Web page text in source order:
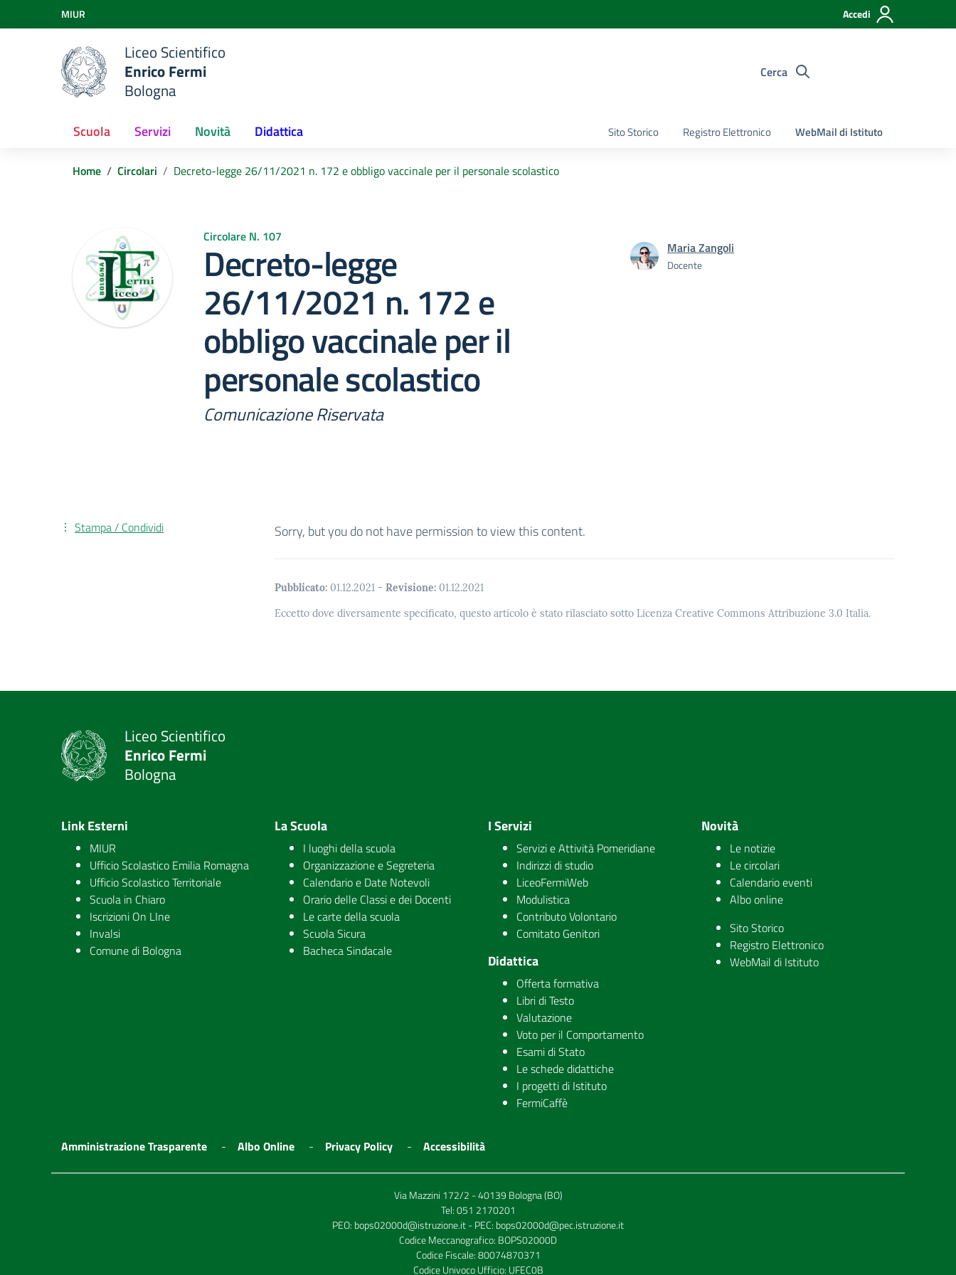
Vai ai contenuti
Vai al menu di navigazione
Vai al footer
MIUR Accedi
Liceo Scientifico
Enrico Fermi
Bologna
Cerca
Sito Storico Registro Elettronico WebMail di Istituto
Scuola Servizi Novità Didattica
Home Circolari Decreto-legge 26/11/2021 n. 172 e obbligo vaccinale per il personale scolastico
Circolare N. 107
Decreto-legge
26/11/2021 n. 172 e
obbligo vaccinale per il
personale scolastico
Comunicazione Riservata
Maria Zangoli
Docente
Sorry, but you do not have permission to view this content.
Pubblicato: 01.12.2021 - Revisione: 01.12.2021
Eccetto dove diversamente specificato, questo articolo è stato rilasciato sotto Licenza Creative Commons Attribuzione 3.0 Italia.
Stampa / Condividi
Liceo Scientifico
Enrico Fermi
Bologna
Link Esterni
MIUR
Ufficio Scolastico Emilia Romagna
Ufficio Scolastico Territoriale
Scuola in Chiaro
Iscrizioni On LIne
Invalsi
Comune di Bologna
La Scuola
I luoghi della scuola
Organizzazione e Segreteria
Calendario e Date Notevoli
Orario delle Classi e dei Docenti
Le carte della scuola
Scuola Sicura
Bacheca Sindacale
I Servizi
Servizi e Attività Pomeridiane
Indirizzi di studio
LiceoFermiWeb
Modulistica
Contributo Volontario
Comitato Genitori
Didattica
Offerta formativa
Libri di Testo
Valutazione
Voto per il Comportamento
Esami di Stato
Le schede didattiche
I progetti di Istituto
FermiCaffè
Novità
Le notizie
Le circolari
Calendario eventi
Albo online
Sito Storico
Registro Elettronico
WebMail di Istituto
Amministrazione Trasparente Albo Online Privacy Policy Accessibilità
Via Mazzini 172/2 - 40139 Bologna (BO)
Tel:051 2170201
PEO: bops02000d@istruzione.it- PEC: bops02000d@pec.istruzione.it
Codice Meccanografico: BOPS02000D
Codice Fiscale: 80074870371
Codice Univoco Ufficio: UFEC0B